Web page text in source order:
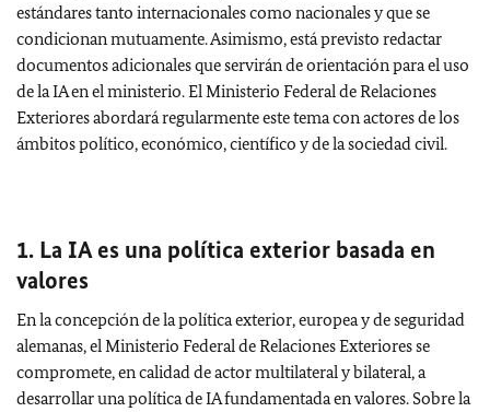
estándares tanto internacionales como nacionales y que se
condicionan mutuamente. Asimismo, está previsto redactar
documentos adicionales que servirán de orientación para el uso
de la IA en el ministerio. El Ministerio Federal de Relaciones
Exteriores abordará regularmente este tema con actores de los
ámbitos político, económico, científico y de la sociedad civil.
1. La IA es una política exterior basada en
valores
En la concepción de la política exterior, europea y de seguridad
alemanas, el Ministerio Federal de Relaciones Exteriores se
compromete, en calidad de actor multilateral y bilateral, a
desarrollar una política de IA fundamentada en valores. Sobre la